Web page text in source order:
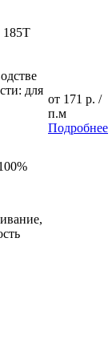
185T
для
от 171 р. /
п.м
Подробнее